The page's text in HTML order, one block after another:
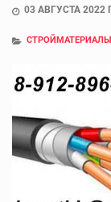
03 АВГУСТА 2022
СТРОЙМАТЕРИАЛЫ